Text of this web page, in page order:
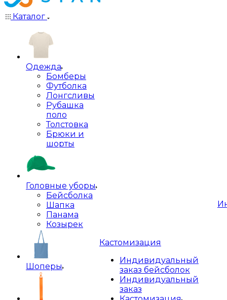
Каталог
Одежда
Бомберы
Футболка
Лонгсливы
Рубашка
поло
Толстовка
Брюки и
шорты
Головные уборы
Бейсболка
Шапка
Панама
Козырек
Шоперы
Кастомизация
Индивидуальный
заказ бейсболок
Индивидуальный
заказ